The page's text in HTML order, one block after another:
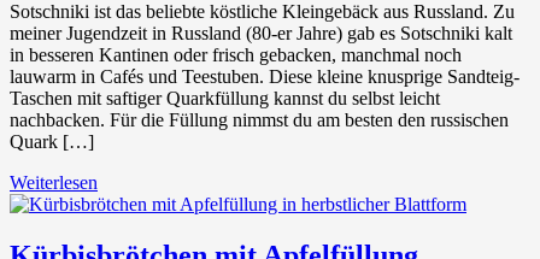
Sotschniki ist das beliebte köstliche Kleingebäck aus Russland. Zu
meiner Jugendzeit in Russland (80-er Jahre) gab es Sotschniki kalt
in besseren Kantinen oder frisch gebacken, manchmal noch
lauwarm in Cafés und Teestuben. Diese kleine knusprige Sandteig-
Taschen mit saftiger Quarkfüllung kannst du selbst leicht
nachbacken. Für die Füllung nimmst du am besten den russischen
Quark […]
Weiterlesen